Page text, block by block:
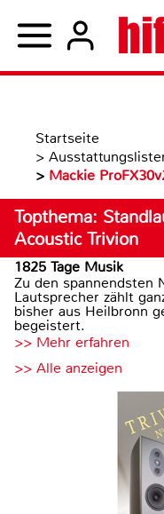
Startseite
>
> Mackie
Topthema:
Acoustic Trivion
1825 Tage Musik
Zu den spannendsten
Lautsprecher zählt
bisher aus Heilbronn
begeistert.
>> Mehr erfahren
>> Alle anzeigen